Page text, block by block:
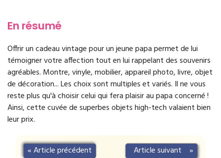
En résumé
Offrir un cadeau vintage pour un jeune papa permet de lui
témoigner votre affection tout en lui rappelant des souvenirs
agréables. Montre, vinyle, mobilier, appareil photo, livre, objet
de décoration... Les choix sont multiples et variés. Il ne vous
reste plus qu'à choisir celui qui fera plaisir au papa concerné !
Ainsi, cette cuvée de superbes objets high-tech valaient bien
leur prix.
«Article précédent Article suivant »